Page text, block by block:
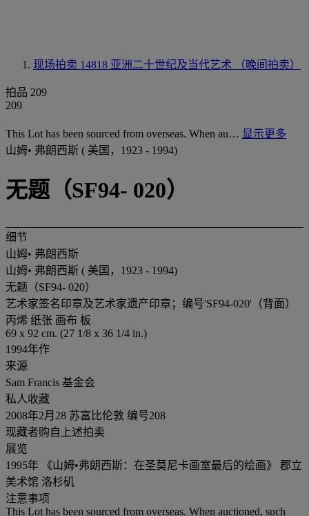
现场拍卖 14818 亚洲二十世纪及当代艺术 （晚间拍卖）
拍品 209
209
This Lot has been sourced from overseas. When au… 显示更多
山姆• 弗朗西斯 ( 美国，1923 - 1994)
无题（SF94- 020）
细节
山姆• 弗朗西斯
山姆• 弗朗西斯 ( 美国，1923 - 1994)
无题（SF94- 020）
艺术家签名印章及艺术家遗产印章；编号'SF94-020'（背面）
丙烯 纸张 画布 板
69 x 92 cm. (27 1/8 x 36 1/4 in.)
1994年作
来源
Sam Francis 基金会
私人收藏
2008年2月28 苏富比伦敦 编号208
现藏者购自上述拍卖
展览
1995年 《山姆•弗朗西斯：在圣莫尼卡画室最后的绘画》 郡立
美术馆 洛杉矶
注意事项
This Lot has been sourced from overseas. When auctioned, such